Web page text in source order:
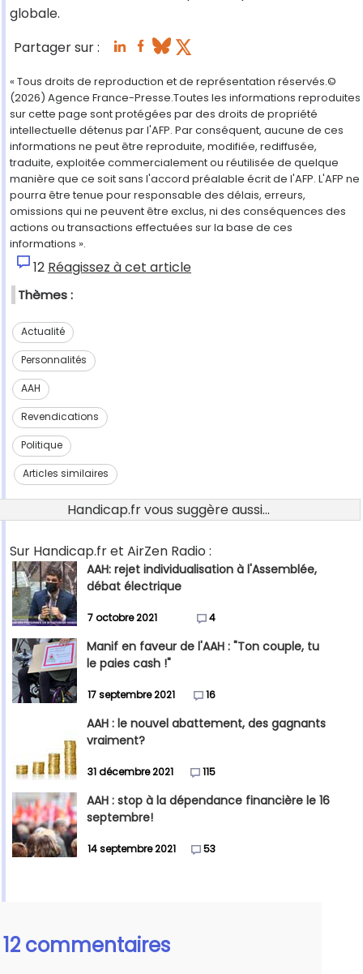
globale.
Partager sur :
« Tous droits de reproduction et de représentation réservés.©
(2026) Agence France-Presse.Toutes les informations reproduites
sur cette page sont protégées par des droits de propriété
intellectuelle détenus par l'AFP. Par conséquent, aucune de ces
informations ne peut être reproduite, modifiée, rediffusée,
traduite, exploitée commercialement ou réutilisée de quelque
manière que ce soit sans l'accord préalable écrit de l'AFP. L'AFP ne
pourra être tenue pour responsable des délais, erreurs,
omissions qui ne peuvent être exclus, ni des conséquences des
actions ou transactions effectuées sur la base de ces
informations ».
12 Réagissez à cet article
Thèmes :
Actualité
Personnalités
AAH
Revendications
Politique
Articles similaires
Handicap.fr vous suggère aussi...
Sur Handicap.fr et AirZen Radio :
AAH: rejet individualisation à l'Assemblée,
débat électrique
7 octobre 2021 4
Manif en faveur de l'AAH : "Ton couple, tu
le paies cash !"
17 septembre 2021 16
AAH : le nouvel abattement, des gagnants
vraiment?
31 décembre 2021 115
AAH : stop à la dépendance financière le 16
septembre!
14 septembre 2021 53
12 commentaires